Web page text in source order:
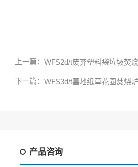
上一篇： WFS2d/t废弃塑料袋垃圾焚
下一篇： WFS3d/t墓地纸草花圈焚烧
产品咨询